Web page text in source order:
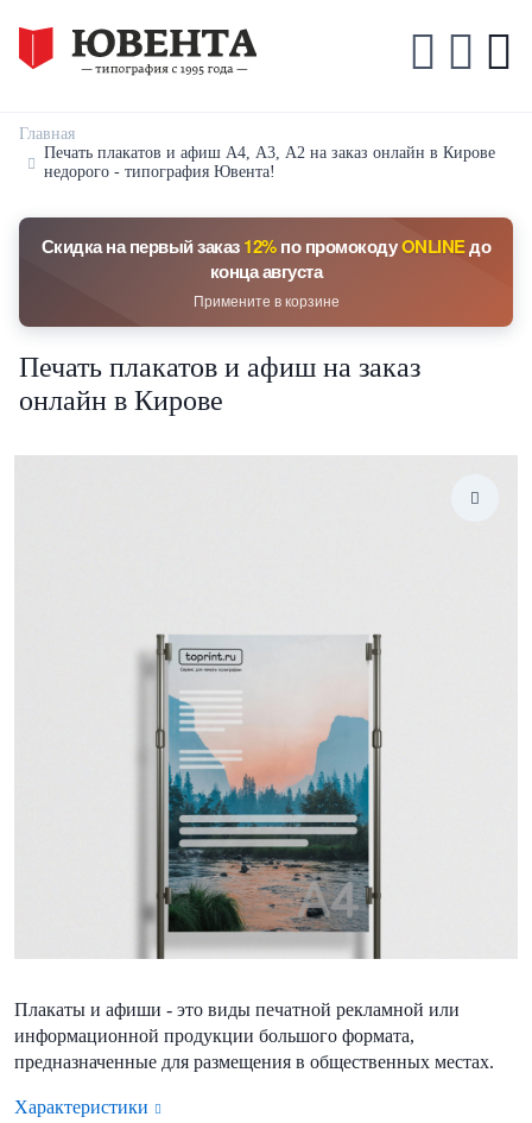
Главная
Печать плакатов и афиш А4, А3, А2 на заказ онлайн в Кирове
недорого - типография Ювента!
Скидка на первый заказ12%по промокодуONLINEдо
конца августа
Примените в корзине
Печать плакатов и афиш на заказ
онлайн в Кирове
Плакаты и афиши - это виды печатной рекламной или
информационной продукции большого формата,
предназначенные для размещения в общественных местах.
Характеристики